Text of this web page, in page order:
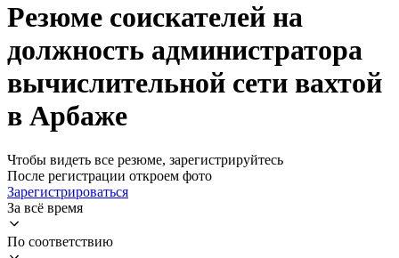
Резюме соискателей на
должность администратора
вычислительной сети вахтой
в Арбаже
Чтобы видеть все резюме, зарегистрируйтесь
После регистрации откроем фото
Зарегистрироваться
За всё время
По соответствию